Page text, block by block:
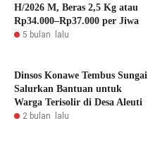
H/2026 M, Beras 2,5 Kg atau
Rp34.000–Rp37.000 per Jiwa
5 bulan lalu
Dinsos Konawe Tembus Sungai
Salurkan Bantuan untuk
Warga Terisolir di Desa Aleuti
2 bulan lalu